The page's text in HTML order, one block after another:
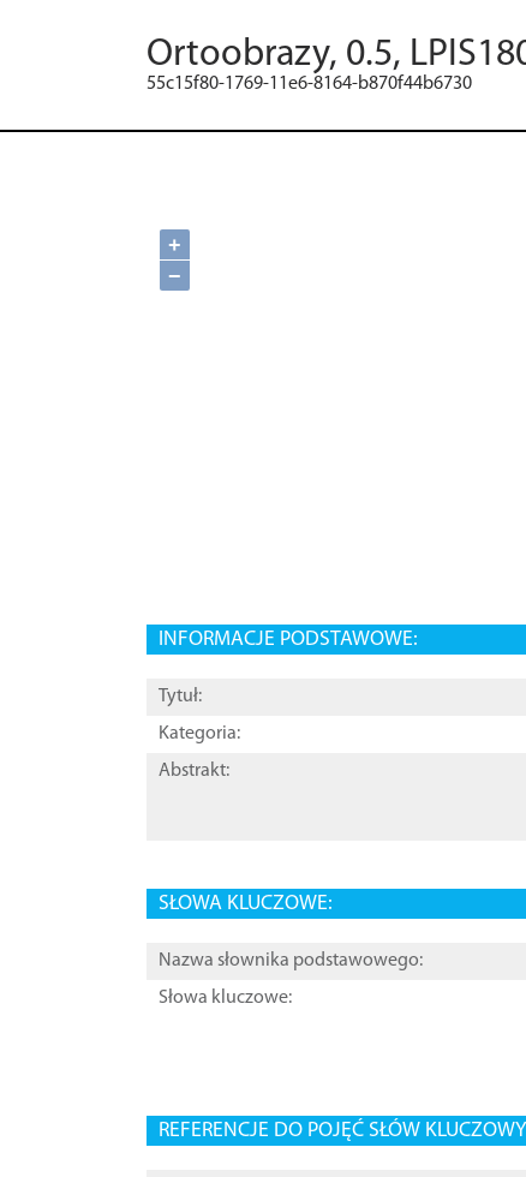
Ortoobrazy, 0.5,
55c15f80-1769-11e6-8164-b870f44b6730
+
−
INFORMACJE PODSTAWOWE:
Tytuł:
Kategoria:
Abstrakt:
SŁOWA KLUCZOWE:
Nazwa słownika podstawowego:
Słowa kluczowe:
REFERENCJE DO POJĘĆ SŁÓW